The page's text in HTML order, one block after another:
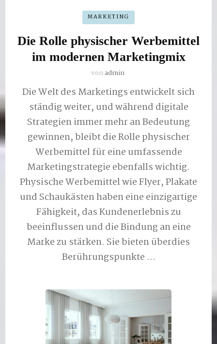
MARKETING
Die Rolle physischer Werbemittel
im modernen Marketingmix
vonadmin
Die Welt des Marketings entwickelt sich
ständig weiter, und während digitale
Strategien immer mehr an Bedeutung
gewinnen, bleibt die Rolle physischer
Werbemittel für eine umfassende
Marketingstrategie ebenfalls wichtig.
Physische Werbemittel wie Flyer, Plakate
und Schaukästen haben eine einzigartige
Fähigkeit, das Kundenerlebnis zu
beeinflussen und die Bindung an eine
Marke zu stärken. Sie bieten überdies
Berührungspunkte …